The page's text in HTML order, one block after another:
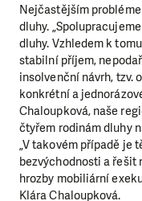
Nejčastějším
dluhy.
dluhy. Vzhledem k
stabilní příjem,
insolvenční návrh, tzv.
konkrétní a
Chaloupková, naše
čtyřem rodinám dluhy
„V takovém případě je
bezvýchodnosti a řešit
hrozby mobiliární
Klára Chaloupková.